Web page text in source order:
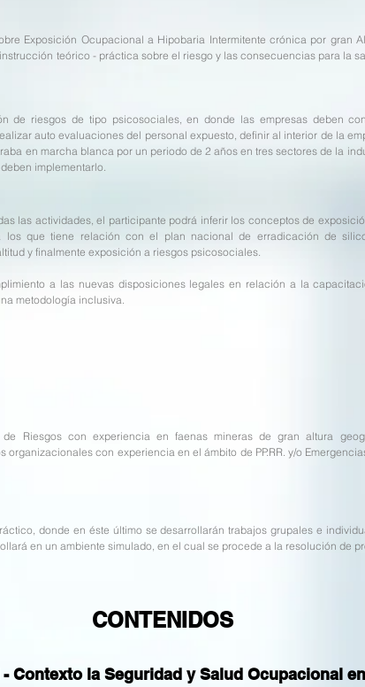
Exposición Ocupacional a Hipobaria Intermitente crónica por gran
teórico - práctica sobre el riesgo y las consecuencias para la
de riesgos de tipo psicosociales, en donde las empresas deben
auto evaluaciones del personal expuesto, definir al interior de la
en marcha blanca por un periodo de 2 años en tres sectores de la
implementarlo.
las actividades, el participante podrá inferir los conceptos de
los que tiene relación con el plan nacional de erradicación de
y finalmente exposición a riesgos psicosociales.
a las nuevas disposiciones legales en relación a la
metodología inclusiva.
de Riesgos con experiencia en faenas mineras de gran altura
con experiencia en el ámbito de PP.RR. y/o
donde en éste último se desarrollarán trabajos grupales e
en un ambiente simulado, en el cual se procede a la resolución de
CONTENIDOS
- Contexto la Seguridad y Salud Ocupacional